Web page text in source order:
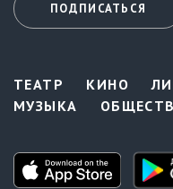
ПОДПИСАТЬСЯ
ТЕАТР КИНО
МУЗЫКА